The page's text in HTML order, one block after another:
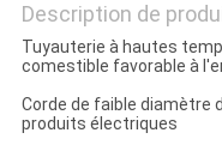
Description de
Tuyauterie à hautes
comestible favorable à
Corde de faible diamètre
produits électriques